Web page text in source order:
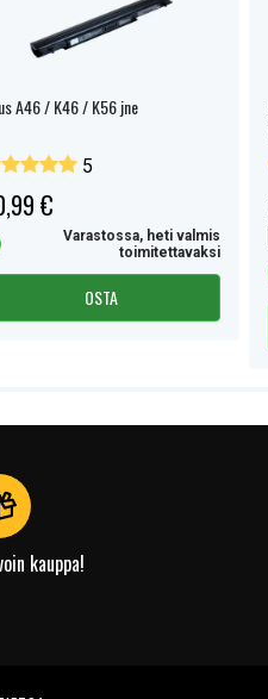
A46 / K46 / K56 jne
5
€
Varastossa, heti valmis
toimitettavaksi
OSTA
kauppa!